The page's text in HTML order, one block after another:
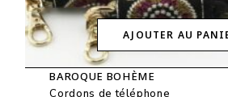
AJOUTER AU
BAROQUE BOHÈME
Cordons de téléphone